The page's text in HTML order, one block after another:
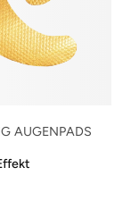
AUGENPADS